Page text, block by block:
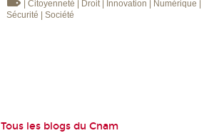
| Citoyenneté | Droit | Innovation | Numérique |
Sécurité | Société
Tous les blogs du Cnam